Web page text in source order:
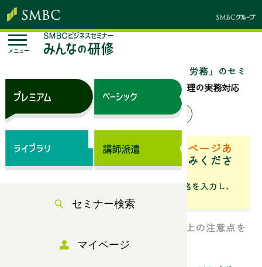
メニュー
セミナー検索
マイページ
「人事・労務」のセミ
労働基準法の概要と労働時間管理の実務対応
来場セミナー オンラインセミナー
ベーシック（サブスク）専用ページあ
「専用ページ」からお申込みくださ
い。
「フリーワード」にセミナータイトル名を入力し、
「検索」からお探しください
労基法と労働時間管理について、実務上の注意点を
押さえる！